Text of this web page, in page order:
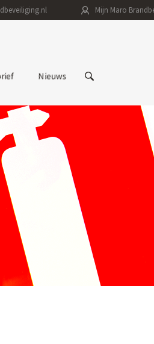
Mijn Maro
Nieuws